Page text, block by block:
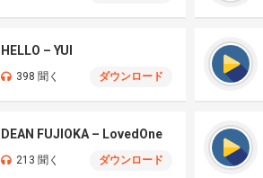
HELLO – YUI
398 聞く ダウンロード
DEAN FUJIOKA – LovedOne
213 聞く ダウンロード